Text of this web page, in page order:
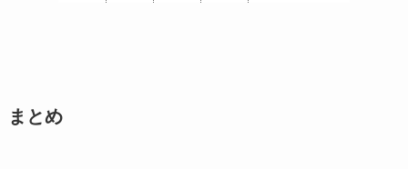
まとめ